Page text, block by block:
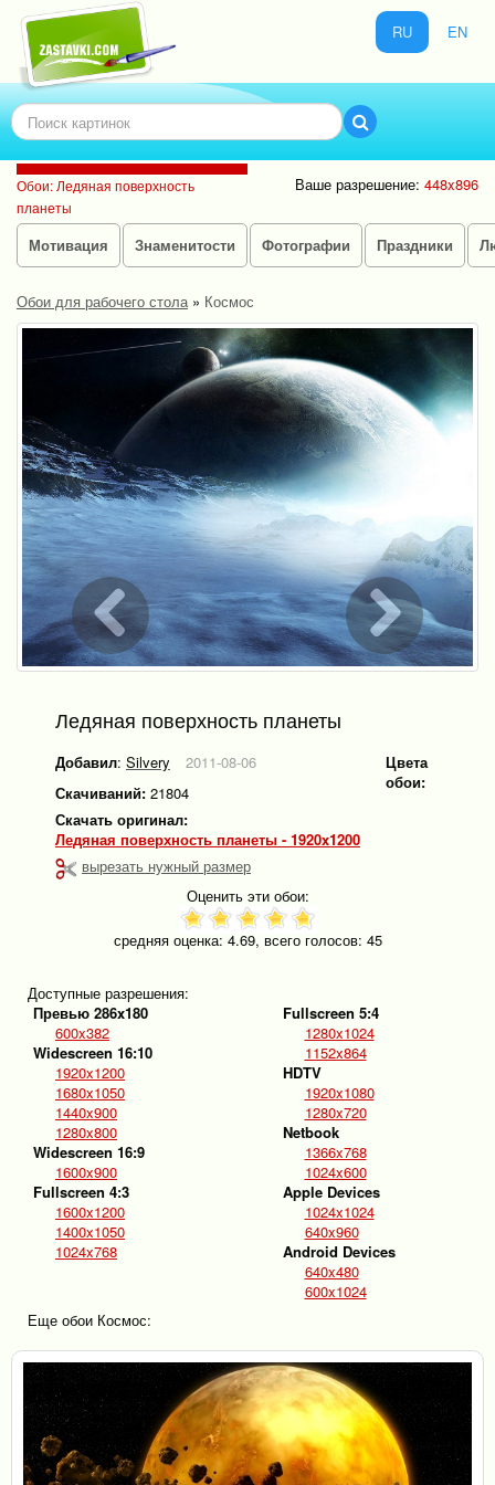
RU EN
Обои: Ледяная поверхность
планеты
Ваше разрешение: 448x896
Мотивация Знаменитости Фотографии Праздники
Обои для рабочего стола» Космос
Ледяная поверхность планеты
Добавил: Silvery
2011-08-06
Скачиваний: 21804
Скачать оригинал:
Ледяная поверхность планеты - 1920x1200
вырезать нужный размер
Цвета
обои:
Оценить эти обои:
средняя оценка: 4.69, всего голосов: 45
Доступные разрешения:
Превью 286x180
600x382
Widescreen 16:10
1920x1200
1680x1050
1440x900
1280x800
Widescreen 16:9
1600x900
Fullscreen 4:3
1600x1200
1400x1050
1024x768
Fullscreen 5:4
1280x1024
1152x864
HDTV
1920x1080
1280x720
Netbook
1366x768
1024x600
Apple Devices
1024x1024
640x960
Android Devices
640x480
600x1024
Еще обои Космос: